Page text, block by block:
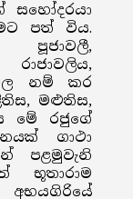
සහෝදරයා
පත් විය.
නම් කර
මළුතිස,
මේ රජුගේ
ගාථා
පළමුවැනි
භූතාරාම
අභයගිරියේ